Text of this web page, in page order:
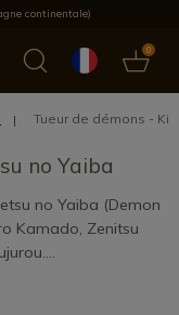
continentale)
0
Meilleures ventes
Tueur de démons -
no Yaiba
no Yaiba (Demon
Kamado, Zenitsu